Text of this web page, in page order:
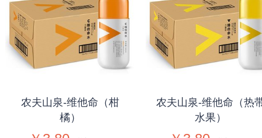
农夫山泉-维他命（柑
橘）
农夫山泉-维他命（热
水果）